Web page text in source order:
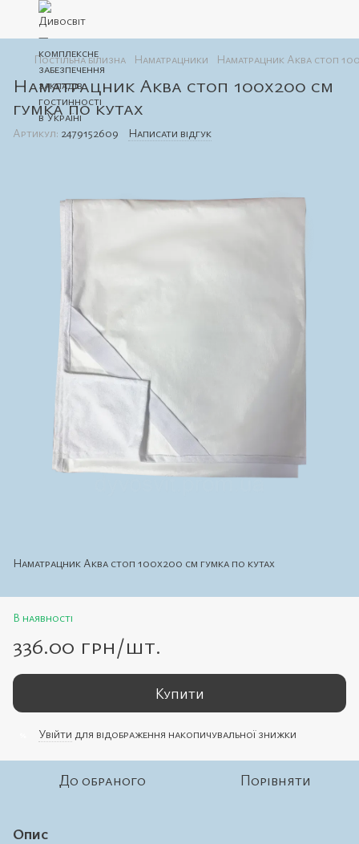
Постільна білизна Наматрацники Наматрацник Аква стоп
Наматрацник Аква стоп 100х200 см
гумка по кутах
Артикул: 2479152609 Написати відгук
Наматрацник Аква стоп 100х200 см гумка по кутах
В наявності
336.00 грн/шт.
Купити
Увійти для відображення накопичувальної знижки
До обраного Порівняти
Опис